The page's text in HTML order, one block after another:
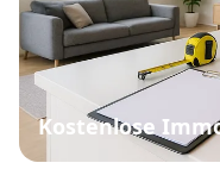
Kostenlose